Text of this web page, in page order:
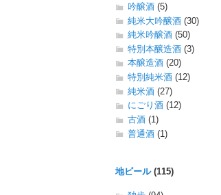
吟醸酒 (5)
純米大吟醸酒 (30)
純米吟醸酒 (50)
特別本醸造酒 (3)
本醸造酒 (20)
特別純米酒 (12)
純米酒 (27)
にごり酒 (12)
古酒 (1)
普通酒 (1)
地ビール(115)